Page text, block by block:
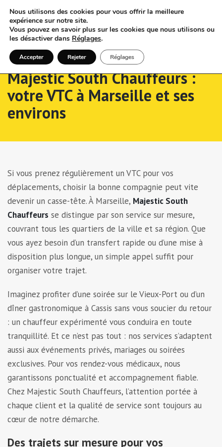
Majestic South Chauffeurs :
votre VTC à Marseille et ses
environs
Si vous prenez régulièrement un VTC pour vos
déplacements, choisir la bonne compagnie peut vite
devenir un casse-tête. À Marseille, Majestic South
Chauffeurs se distingue par son service sur mesure,
couvrant tous les quartiers de la ville et sa région. Que
vous ayez besoin d’un transfert rapide ou d’une mise à
disposition plus longue, un simple appel suffit pour
organiser votre trajet.
Imaginez profiter d’une soirée sur le Vieux-Port ou d’un
dîner gastronomique à Cassis sans vous soucier du retour
: un chauffeur expérimenté vous conduira en toute
tranquillité. Et ce n’est pas tout : nos services s’adaptent
aussi aux événements privés, mariages ou soirées
exclusives. Pour vos rendez-vous médicaux, nous
garantissons ponctualité et accompagnement fiable.
Chez Majestic South Chauffeurs, l’attention portée à
chaque client et la qualité de service sont toujours au
cœur de notre démarche.
Des trajets sur mesure pour vos
Nous utilisons des cookies pour vous offrir la meilleure
expérience sur notre site.
Vous pouvez en savoir plus sur les cookies que nous utilisons ou
les désactiver dans Réglages.
Accepter Rejeter Réglages